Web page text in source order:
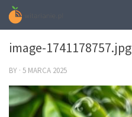
image-1741178757.jpg
BY · 5 MARCA 2025